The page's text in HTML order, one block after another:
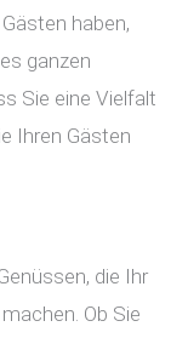
haben,
ganzen
Sie eine Vielfalt
Ihren Gästen
die Ihr
Ob Sie